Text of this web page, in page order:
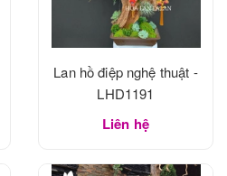
Lan hồ điệp nghệ thuật -
LHD1191
Liên hệ